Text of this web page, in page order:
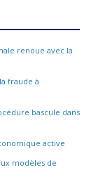
renoue avec la
fraude à
bascule dans
active
modèles de